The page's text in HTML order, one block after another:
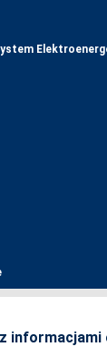
informacjami